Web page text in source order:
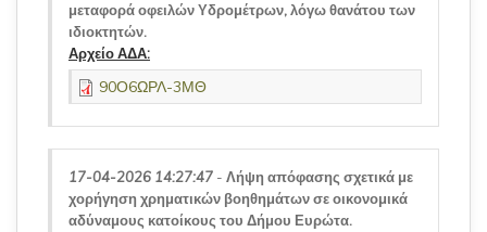
μεταφορά οφειλών Υδρομέτρων, λόγω θανάτου των
ιδιοκτητών.
Αρχείο ΑΔΑ:
90Ο6ΩΡΛ-3ΜΘ
17-04-2026 14:27:47 - Λήψη απόφασης σχετικά με
χορήγηση χρηματικών βοηθημάτων σε οικονομικά
αδύναμους κατοίκους του Δήμου Ευρώτα.